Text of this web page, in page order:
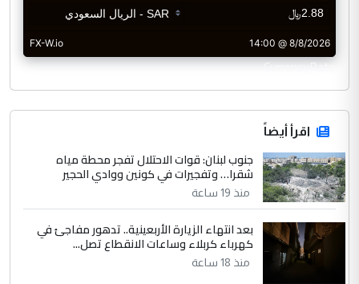
CurrencyRate
اقرأ أيضاً
جنوب لبنان: قوات الاحتلال تفجر محطة مياه
شقرا… وتفجيرات في كونين ووادي الحجير
منذ 19 ساعة
بعد انتهاء الزيارة الأربعينية.. تدهور مفاجئ في
كهرباء كربلاء وساعات الانقطاع تصل...
منذ 18 ساعة